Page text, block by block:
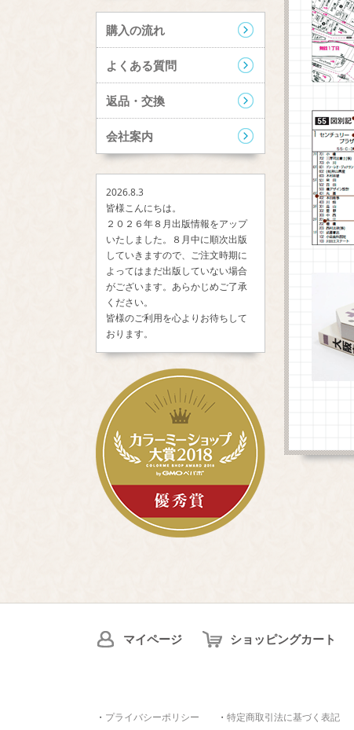
購入の流れ
よくある質問
返品・交換
会社案内
2026.8.3
皆様こんにちは。
２０２６年８月出版情報をアップ
いたしました。８月中に順次出版
していきますので、ご注文時期に
よってはまだ出版していない場合
がございます。あらかじめご了承
ください。
皆様のご利用を心よりお待ちして
おります。
マイページ ショッピングカート
・ プライバシーポリシー ・ 特定商取引法に基づく表記